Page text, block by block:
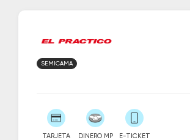
SEMICAMA
TARJETA DINERO MP E-TICKET